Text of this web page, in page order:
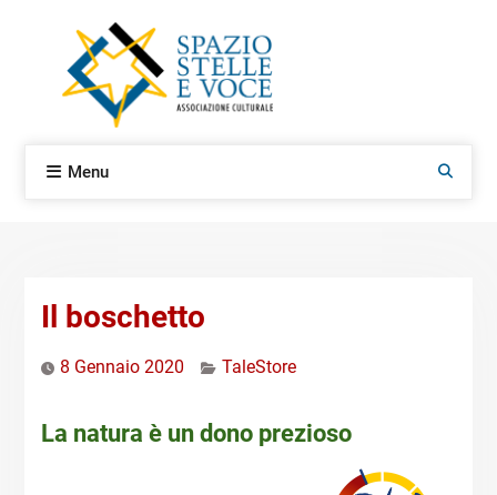
Menu Search
Il boschetto
8 Gennaio 2020 TaleStore
La natura è un dono prezioso